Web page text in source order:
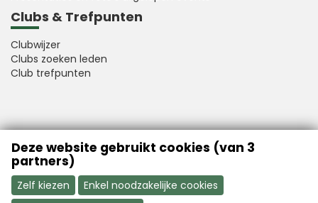
Clubs & Trefpunten
Clubwijzer
Clubs zoeken leden
Club trefpunten
VFB is a member of Better Finance
Deze website gebruikt cookies (van 3
partners)
Zelf kiezen
Enkel noodzakelijke cookies